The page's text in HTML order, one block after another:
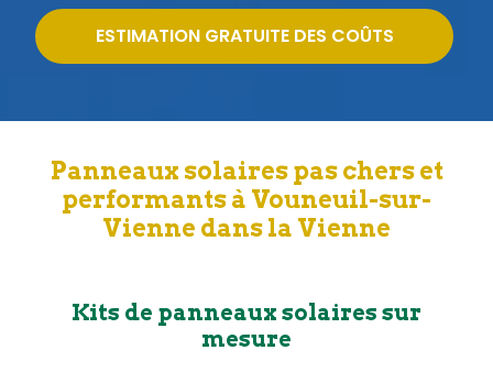
ESTIMATION GRATUITE DES COÛTS
Panneaux solaires pas chers et
performants à Vouneuil-sur-
Vienne dans la Vienne
Kits de panneaux solaires sur
mesure